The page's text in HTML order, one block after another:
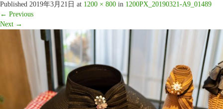
Published 2019年3月21日 at 1200 × 800 in 1200PX_20190321-A9_01489
← Previous
Next →